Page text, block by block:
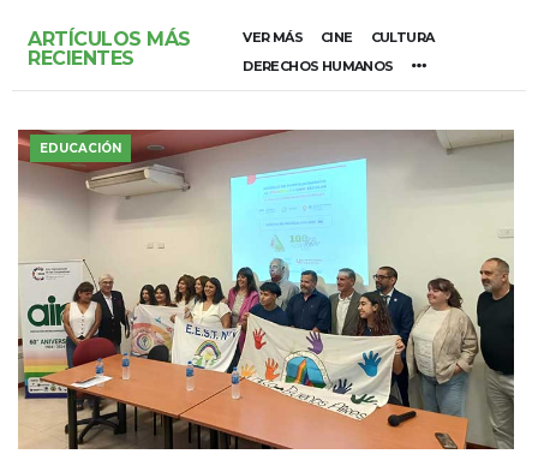
ARTÍCULOS MÁS
RECIENTES
VER MÁS CINE
CULTURA
DERECHOS HUMANOS
EDUCACIÓN